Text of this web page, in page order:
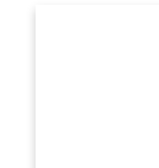
ایرانی.